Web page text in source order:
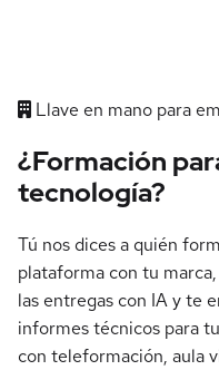
Llave en mano para
¿Formación
tecnología?
Tú nos dices a quién
plataforma con tu
las entregas con IA y te
informes técnicos para
con teleformación, aula